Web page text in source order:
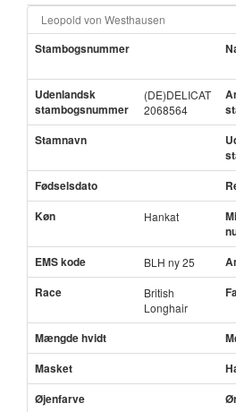
Leopold von Westhausen
Stambogsnummer
Udenlandsk
stambogsnummer
(DE)DELICAT
2068564
Stamnavn
Fødselsdato
Køn
Hankat
EMS kode
BLH ny 25
Race
British
Longhair
Mængde hvidt
Masket
Øjenfarve